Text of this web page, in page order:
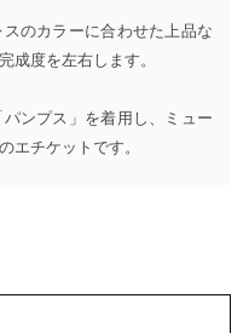
のカラーに合わせた上品な
成度を左右します。
ンプス」を着用し、ミュー
エチケットです。